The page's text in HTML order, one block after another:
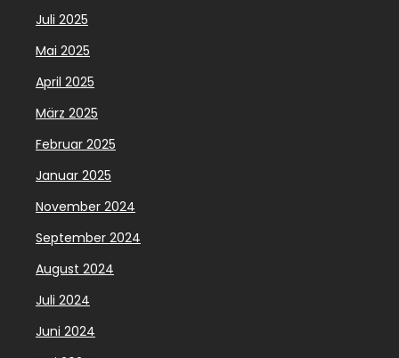
Juli 2025
Mai 2025
April 2025
März 2025
Februar 2025
Januar 2025
November 2024
September 2024
August 2024
Juli 2024
Juni 2024